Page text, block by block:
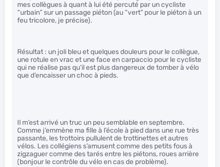
mes collègues à quant à lui été percuté par un cycliste
“urbain” sur un passage piéton (au “vert” pour le piéton à un
feu tricolore, je précise).
Résultat : un joli bleu et quelques douleurs pour le collègue,
une rotule en vrac et une face en carpaccio pour le cycliste
qui ne réalise pas qu’il est plus dangereux de tomber à vélo
que d’encaisser un choc à pieds.
Il m’est arrivé un truc un peu semblable en septembre.
Comme j’emmène ma fille à l’école à pied dans une rue très
passante, les trottoirs pullulent de trottinettes et autres
vélos. Les collégiens s’amusent comme des petits fous à
zigzaguer comme des tarés entre les piétons, roues arrière
(bonjour le contrôle du vélo en cas de problème).